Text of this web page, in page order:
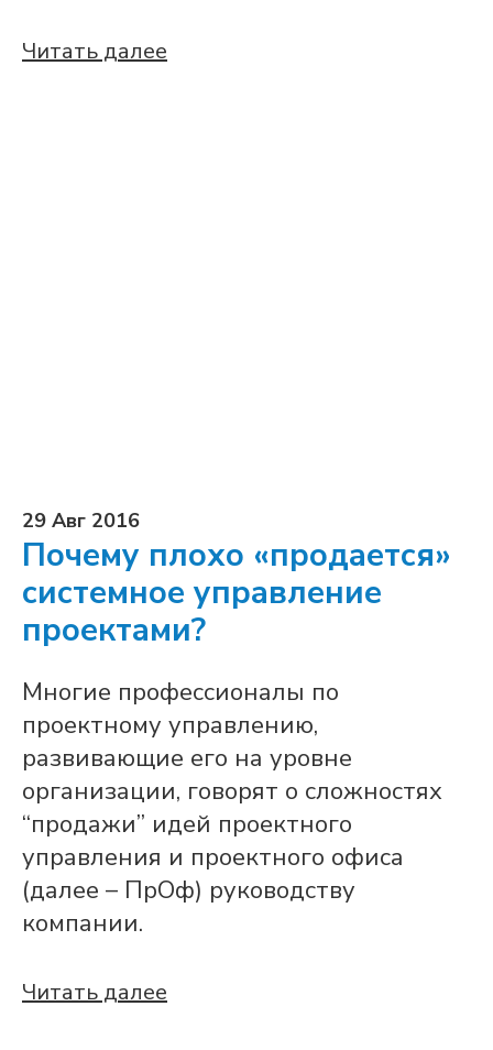
Читать далее
29 Авг 2016
Почему плохо «продается»
системное управление
проектами?
Многие профессионалы по
проектному управлению,
развивающие его на уровне
организации, говорят о сложностях
“продажи” идей проектного
управления и проектного офиса
(далее – ПрОф) руководству
компании.
Читать далее